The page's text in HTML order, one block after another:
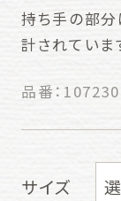
持ち手の部分
計されていま
品番：
サイズ